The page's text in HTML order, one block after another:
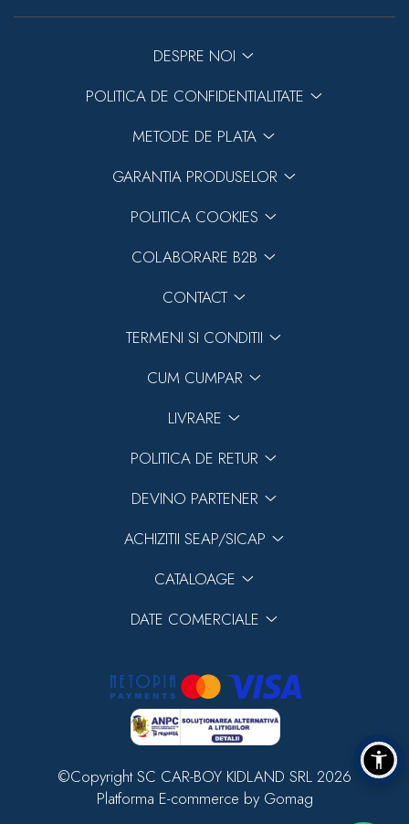
DESPRE NOI
POLITICA DE CONFIDENTIALITATE
METODE DE PLATA
GARANTIA PRODUSELOR
POLITICA COOKIES
COLABORARE B2B
CONTACT
TERMENI SI CONDITII
CUM CUMPAR
LIVRARE
POLITICA DE RETUR
DEVINO PARTENER
ACHIZITII SEAP/SICAP
CATALOAGE
DATE COMERCIALE
©Copyright SC CAR-BOY KIDLAND SRL 2026
Platforma E-commerce by Gomag